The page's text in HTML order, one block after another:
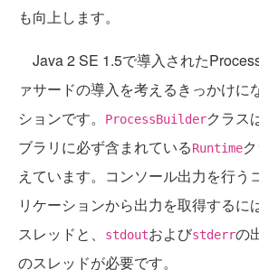
も向上します。
Java 2 SE 1.5で導入された
ァサードの導入を考えるきっかけに
ションです。
ProcessBuilderクラス
ブラリに必ず含まれているRuntime
えています。コンソール出力を行う
リケーションから出力を取得するに
スレッドと、
stdoutおよびstderrの
のスレッドが必要です。